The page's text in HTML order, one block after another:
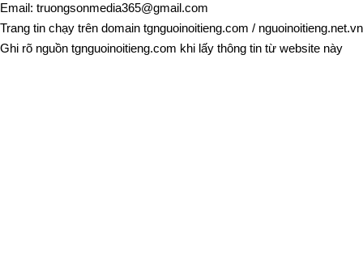
Email: truongsonmedia365@gmail.com
Trang tin chạy trên domain tgnguoinoitieng.com / nguoinoitieng.net.vn
Ghi rõ nguồn tgnguoinoitieng.com khi lấy thông tin từ website này